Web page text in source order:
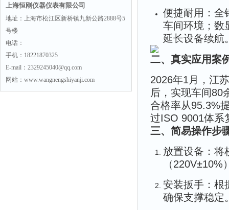
上海恒刚仪器仪表有限公司
地址：上海市松江区新桥镇九新公路2888号5
号楼
电话：
手机：18221870325
E-mail：2329245040@qq.com
网站：www.wangnengshiyanji.com
便捷耐用：全
车间环境；数
延长设备续航
二、真实应用案
2026年1月，江
后，实现车间80
合格率从95.3%
过ISO 9001体系
三、简易操作步
放置设备：将
（220V±10%
安装扳手：根
确保支撑稳定